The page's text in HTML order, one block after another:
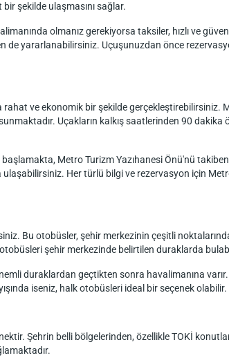
şekilde ulaşmasını sağlar.
olmanız gerekiyorsa taksiler, hızlı ve
yararlanabilirsiniz. Uçuşunuzdan önce
rahat ve ekonomik bir şekilde gerçekleştirebilirsiniz.
Uçakların kalkış saatlerinden 90
Metro Turizm Yazıhanesi Önü'nü
Her türlü bilgi ve rezervasyon için
Bu otobüsler, şehir merkezinin çeşitli
şehir merkezinde belirtilen duraklarda
duraklardan geçtikten sonra havalimanına
iseniz, halk otobüsleri ideal bir seçenek olabilir.
Şehrin belli bölgelerinden, özellikle TOKİ